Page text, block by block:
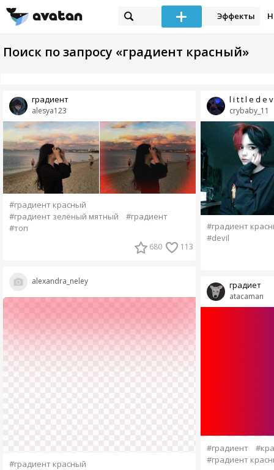
Эффекты
Поиск по запросу «градиент красный»
alesya123
градиент
#градиент красный
#градиент зелёный мятный
#градиент
#топ
680 113
alexandra_neley
#градиент красный
crybaby_11
l i t t l e d e
#градиент
#devil
atacaman
градиет
#градиент
#градиент